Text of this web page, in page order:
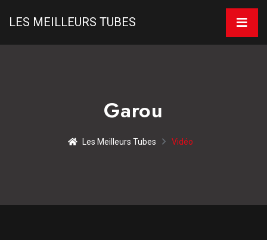
LES MEILLEURS TUBES
Garou
Les Meilleurs Tubes Vidéo